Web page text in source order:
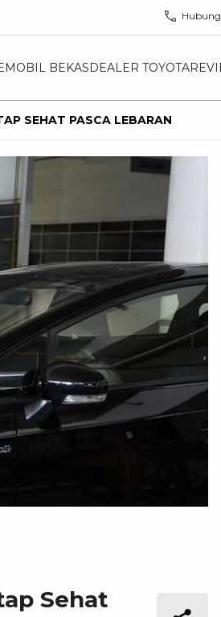
MOBIL BEKASDEALER TOYOTA
SEHAT PASCA LEBARAN
Sehat